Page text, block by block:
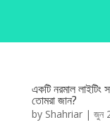
একটি নরমাল লাইটিং
তোমরা জান?
by Shahriar| জুন